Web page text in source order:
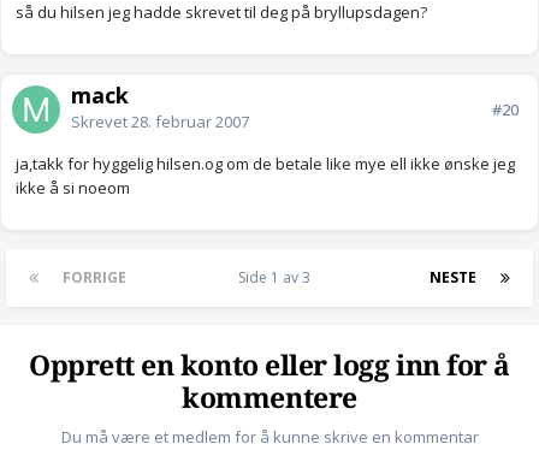
så du hilsen jeg hadde skrevet til deg på bryllupsdagen?
mack
Skrevet28. februar 2007
#20
ja,takk for hyggelig hilsen.og om de betale like mye ell ikke ønske jeg
ikke å si noeom
FORRIGE NESTE
Side 1 av 3
Opprett en konto eller logg inn for å
kommentere
Du må være et medlem for å kunne skrive en kommentar